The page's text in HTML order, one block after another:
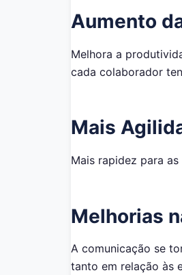
Aumento
Melhora a
cada colaborador
Mais
Mais rapidez para
Melhorias
A comunicação se
tanto em relação às